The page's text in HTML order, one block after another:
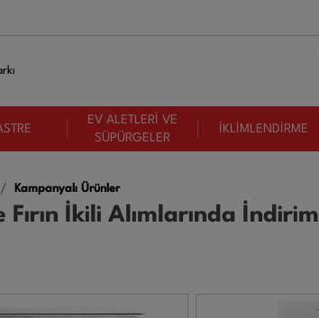
EV ALETLERİ VE
SÜPÜRGELER
İKLİMLENDİRME
Kampanyalı Ürünler
İkili Alımlarında İndirim